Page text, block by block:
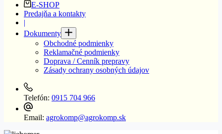
E-SHOP
Predajňa a kontakty
|
Dokumenty
Obchodné podmienky
Reklamačné podmienky
Doprava / Cenník prepravy
Zásady ochrany osobných údajov
Telefón: 0915 704 966
Email: agrokomp@agrokomp.sk